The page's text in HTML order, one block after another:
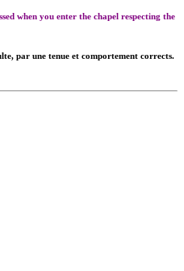
when you enter the chapel respecting the
par une tenue et comportement corrects.